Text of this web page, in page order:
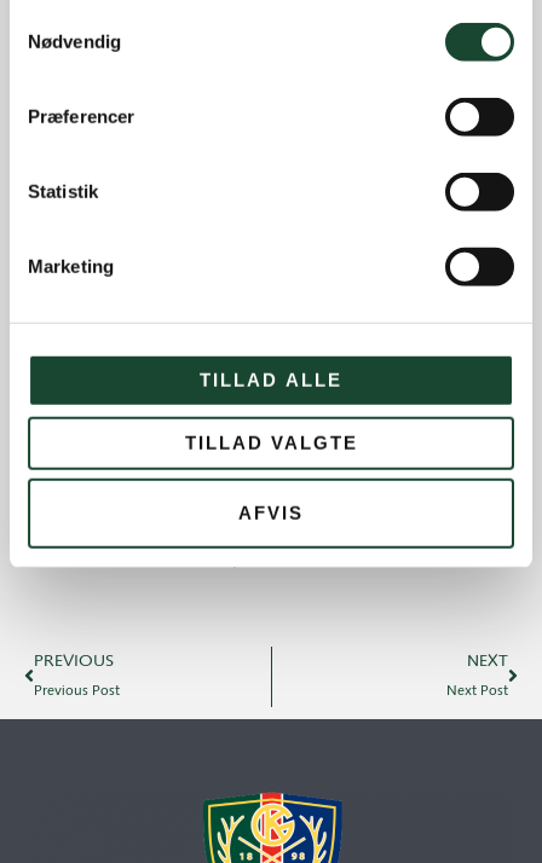
Nødvendig
Præferencer
Statistik
Marketing
TILLAD ALLE
TILLAD VALGTE
AFVIS
House and restaurant
Introgolf
The club
News and offers
Old Boys
Tuesday Club
PREVIOUS
Previous Post
NEXT
Next Post